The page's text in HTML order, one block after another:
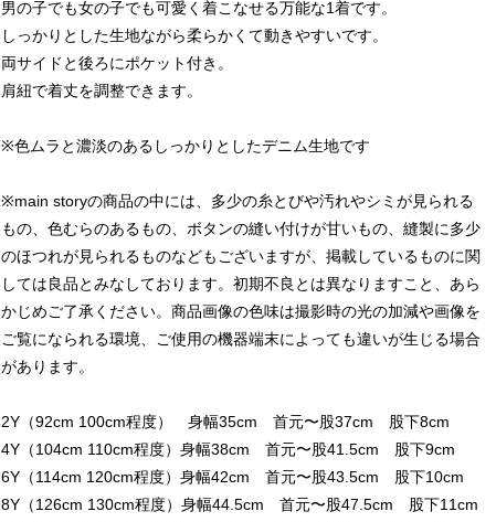
男の子でも女の子でも可愛く着こなせる万能な1着です。
しっかりとした生地ながら柔らかくて動きやすいです。
両サイドと後ろにポケット付き。
肩紐で着丈を調整できます。
※色ムラと濃淡のあるしっかりとしたデニム生地です
※main storyの商品の中には、多少の糸とびや汚れやシミが見られる
もの、色むらのあるもの、ボタンの縫い付けが甘いもの、縫製に多少
のほつれが見られるものなどもございますが、掲載しているものに関
しては良品とみなしております。初期不良とは異なりますこと、あら
かじめご了承ください。商品画像の色味は撮影時の光の加減や画像を
ご覧になられる環境、ご使用の機器端末によっても違いが生じる場合
があります。
2Y（92cm 100cm程度） 身幅35cm 首元〜股37cm 股下8cm
4Y（104cm 110cm程度）身幅38cm 首元〜股41.5cm 股下9cm
6Y（114cm 120cm程度）身幅42cm 首元〜股43.5cm 股下10cm
8Y（126cm 130cm程度）身幅44.5cm 首元〜股47.5cm 股下11cm